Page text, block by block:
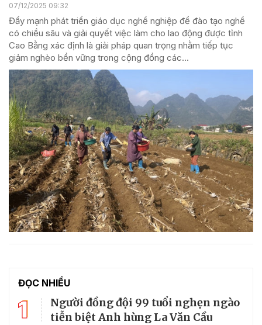
07/12/2025 09:32
Đẩy mạnh phát triển giáo dục nghề nghiệp để đào tạo nghề
có chiều sâu và giải quyết việc làm cho lao động được tỉnh
Cao Bằng xác định là giải pháp quan trọng nhằm tiếp tục
giảm nghèo bền vững trong cộng đồng các...
ĐỌC NHIỀU
1
Người đồng đội 99 tuổi nghẹn ngào
tiễn biệt Anh hùng La Văn Cầu